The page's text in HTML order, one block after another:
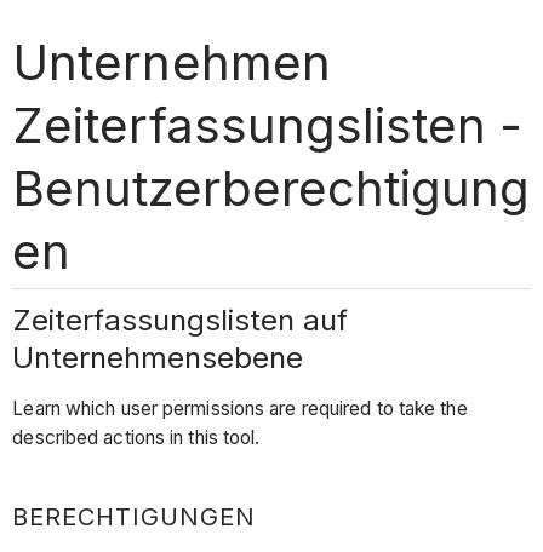
Unternehmen
Zeiterfassungslisten -
Benutzerberechtigung
en
Zeiterfassungslisten auf
Unternehmensebene
Learn which user permissions are required to take the
described actions in this tool.
BERECHTIGUNGEN